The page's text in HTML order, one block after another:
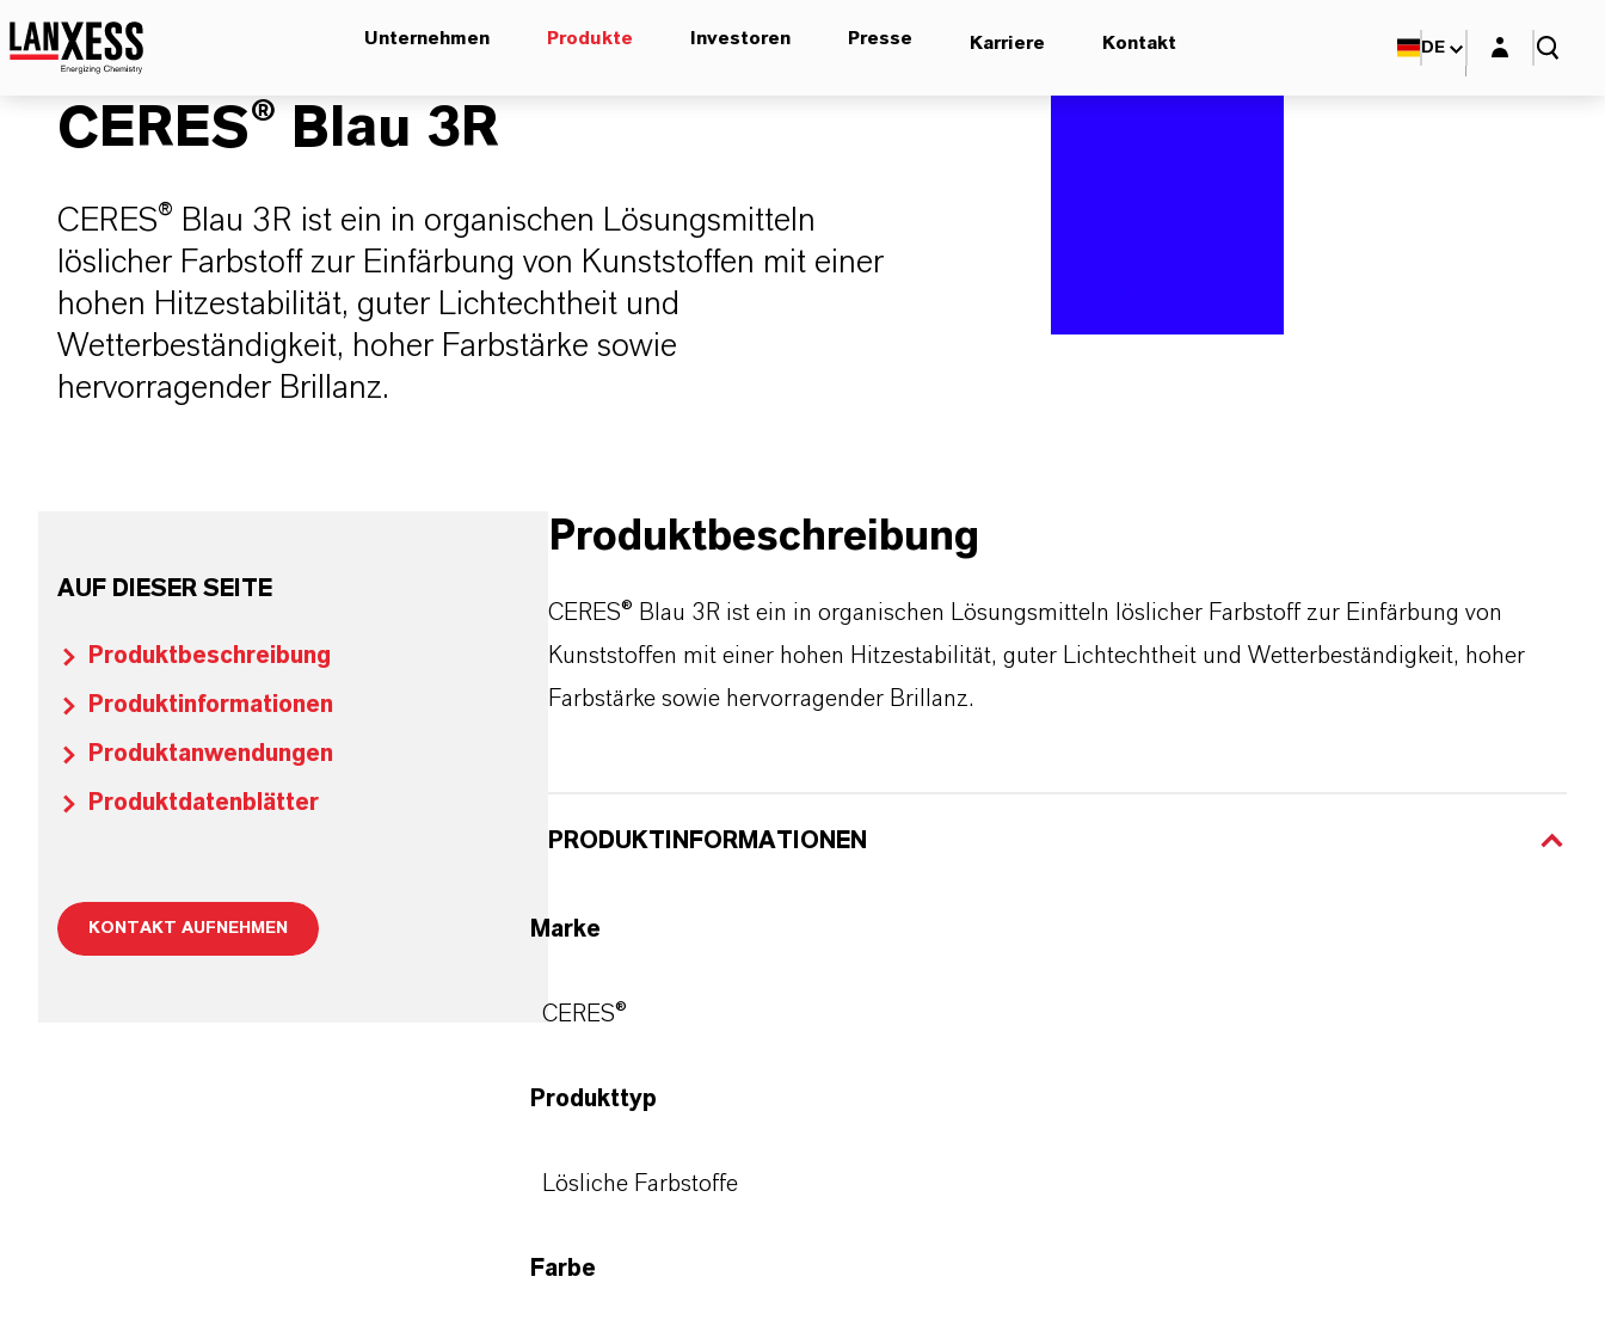
Unternehmen Produkte Investoren Presse Karriere Kontakt DE Login-Maske
CERES® Blau 3R
CERES® Blau 3R ist ein in organischen Lösungsmitteln
löslicher Farbstoff zur Einfärbung von Kunststoffen mit einer
hohen Hitzestabilität, guter Lichtechtheit und
Wetterbeständigkeit, hoher Farbstärke sowie
hervorragender Brillanz.
AUF DIESER SEITE
Produktbeschreibung
Produktinformationen
Produktanwendungen
Produktdatenblätter
KONTAKT AUFNEHMEN
Produktbeschreibung
CERES® Blau 3R ist ein in organischen Lösungsmitteln löslicher Farbstoff zur Einfärbung von
Kunststoffen mit einer hohen Hitzestabilität, guter Lichtechtheit und Wetterbeständigkeit, hoher
Farbstärke sowie hervorragender Brillanz.
PRODUKTINFORMATIONEN
Marke
CERES®
Produkttyp
Lösliche Farbstoffe
Farbe